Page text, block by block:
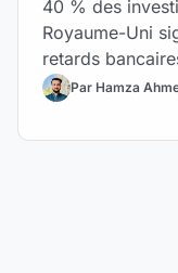
40 % des
Royaume-Uni
retards
Par Hamza